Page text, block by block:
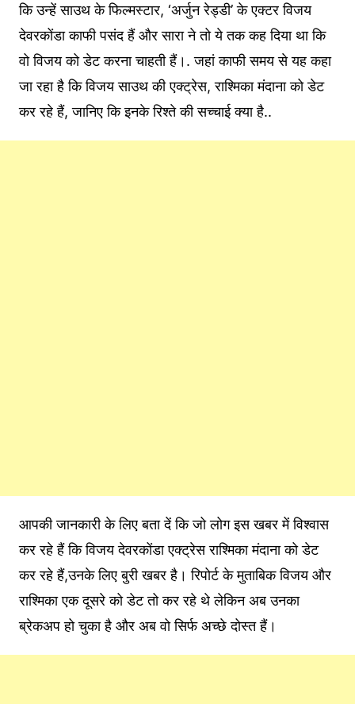
कि उन्हें साउथ के फिल्मस्टार, ‘अर्जुन रेड्डी’ के एक्टर विजय
देवरकोंडा काफी पसंद हैं और सारा ने तो ये तक कह दिया था कि
वो विजय को डेट करना चाहती हैं।. जहां काफी समय से यह कहा
जा रहा है कि विजय साउथ की एक्ट्रेस, राश्मिका मंदाना को डेट
कर रहे हैं, जानिए कि इनके रिश्ते की सच्चाई क्या है..
आपकी जानकारी के लिए बता दें कि जो लोग इस खबर में विश्वास
कर रहे हैं कि विजय देवरकोंडा एक्ट्रेस राश्मिका मंदाना को डेट
कर रहे हैं,उनके लिए बुरी खबर है। रिपोर्ट के मुताबिक विजय और
राश्मिका एक दूसरे को डेट तो कर रहे थे लेकिन अब उनका
ब्रेकअप हो चुका है और अब वो सिर्फ अच्छे दोस्त हैं।